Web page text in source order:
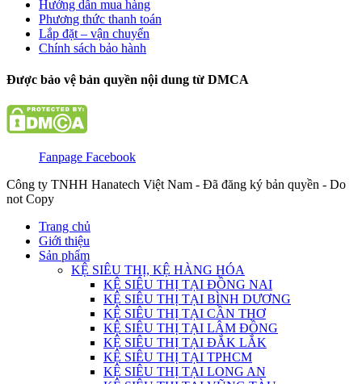
Hướng dẫn mua hàng
Phương thức thanh toán
Lắp đặt – vận chuyển
Chính sách bảo hành
Được bảo vệ bản quyền nội dung từ DMCA
Fanpage Facebook
Công ty TNHH Hanatech Việt Nam - Đã đăng ký bản quyền - Do
not Copy
Trang chủ
Giới thiệu
Sản phẩm
KỆ SIÊU THỊ, KỆ HÀNG HÓA
KỆ SIÊU THỊ TẠI ĐỒNG NAI
KỆ SIÊU THỊ TẠI BÌNH DƯƠNG
KỆ SIÊU THỊ TẠI CẦN THƠ
KỆ SIÊU THỊ TẠI LÂM ĐỒNG
KỆ SIÊU THỊ TẠI ĐẮK LẮK
KỆ SIÊU THỊ TẠI TPHCM
KỆ SIÊU THỊ TẠI LONG AN